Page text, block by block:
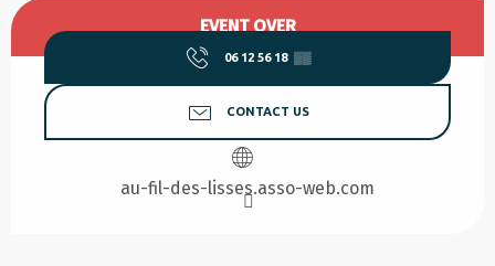
Opening hours & contact details
EVENT OVER
06 12 56 18 ▒▒
CONTACT US
au-fil-des-lisses.asso-web.com